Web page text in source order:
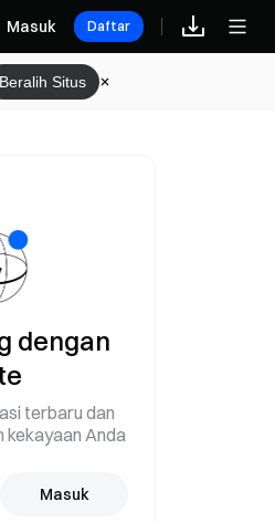
Masuk Daftar
Beralih Situs
dengan
terbaru dan
kekayaan Anda
Masuk